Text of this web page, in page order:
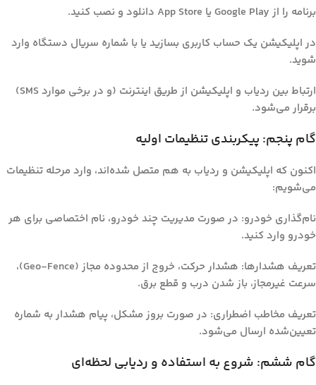
برنامه را از Google Play یا App Store دانلود و نصب کنید.
در اپلیکیشن یک حساب کاربری بسازید یا با شماره سریال دستگاه وارد
شوید.
ارتباط بین ردیاب و اپلیکیشن از طریق اینترنت (و در برخی موارد SMS)
برقرار می‌شود.
گام پنجم: پیکربندی تنظیمات اولیه
اکنون که اپلیکیشن و ردیاب به هم متصل شده‌اند، وارد مرحله تنظیمات
می‌شویم:
نام‌گذاری خودرو: در صورت مدیریت چند خودرو، نام اختصاصی برای هر
خودرو وارد کنید.
تعریف هشدارها:
هشدار حرکت، خروج از محدوده مجاز (Geo-Fence)،
سرعت غیرمجاز، باز شدن درب و قطع برق.
تعریف مخاطب اضطراری: در صورت بروز مشکل، پیام هشدار به شماره
تعیین‌شده ارسال می‌شود.
گام ششم: شروع به استفاده و ردیابی لحظه‌ای